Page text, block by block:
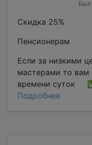
Был
Скидка 25%
Пенсионерам
Если за низкими
мастерами то
времени суток
Подробнее